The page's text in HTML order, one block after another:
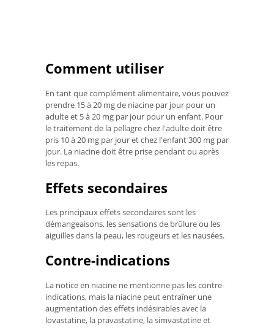
Comment utiliser
En tant que complément alimentaire, vous pouvez
prendre 15 à 20 mg de niacine par jour pour un
adulte et 5 à 20 mg par jour pour un enfant. Pour
le traitement de la pellagre chez l'adulte doit être
pris 10 à 20 mg par jour et chez l'enfant 300 mg par
jour. La niacine doit être prise pendant ou après
les repas.
Effets secondaires
Les principaux effets secondaires sont les
démangeaisons, les sensations de brûlure ou les
aiguilles dans la peau, les rougeurs et les nausées.
Contre-indications
La notice en niacine ne mentionne pas les contre-
indications, mais la niacine peut entraîner une
augmentation des effets indésirables avec la
lovastatine, la pravastatine, la simvastatine et